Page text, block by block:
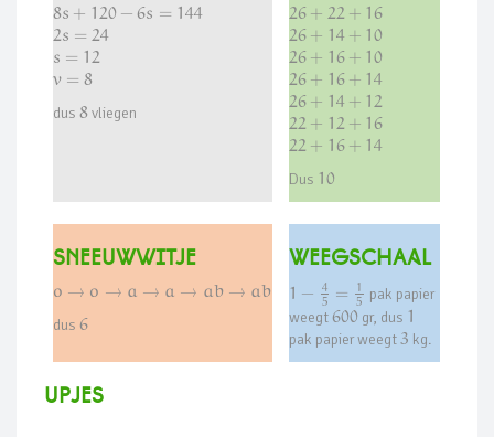
8s + 120 − 6s = 144
2s = 24
s = 12
v = 8
dus 8 vliegen
26 + 22 + 16
26 + 14 + 10
26 + 16 + 10
26 + 16 + 14
26 + 14 + 12
22 + 12 + 16
22 + 16 + 14
Dus 10
SneEuwWitje
o → o → a → a → ab → ab
dus 6
weEgsChAal
1 −
4
5
=
1
5
pak papier
weegt600 gr, dus 1
pak papier weegt3 kg.
UPjes